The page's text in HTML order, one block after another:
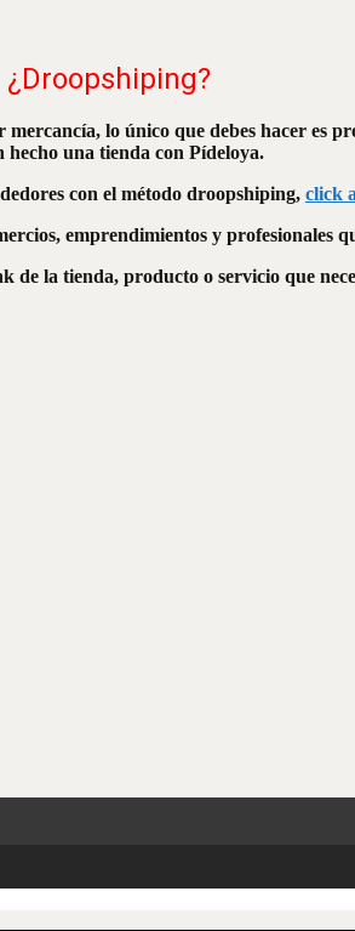
¿Droopshiping?
lo único que debes hacer es
hecho una tienda con Pídeloya.
con el método droopshiping, click
emprendimientos y profesionales
de la tienda, producto o servicio que